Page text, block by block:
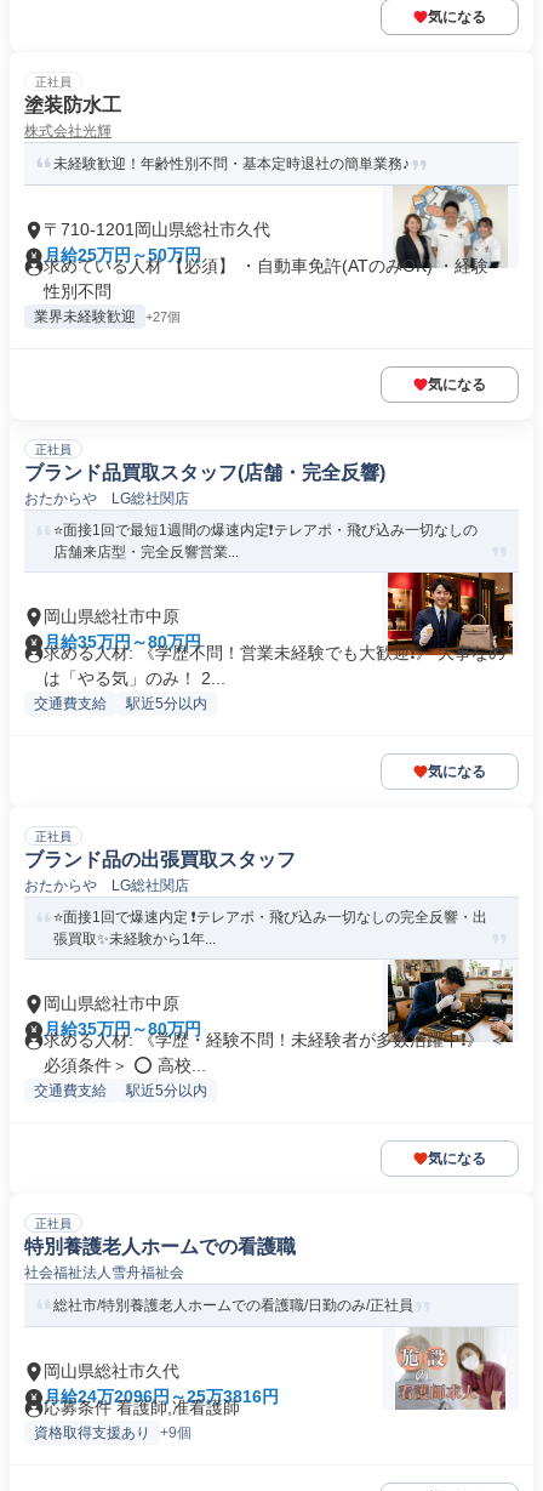
気になる
正社員
塗装防水工
株式会社光輝
未経験歓迎！年齢性別不問・基本定時退社の簡単業務♪
〒710-1201岡山県総社市久代
月給25万円～50万円
求めている人材 【必須】 ・自動車免許(ATのみOK) ・経験・
性別不問
業界未経験歓迎 +27個
気になる
正社員
ブランド品買取スタッフ(店舗・完全反響)
おたからや LG総社関店
⭐️面接1回で最短1週間の爆速内定❗️テレアポ・飛び込み一切なしの
店舗来店型・完全反響営業...
岡山県総社市中原
月給35万円～80万円
求める人材: 《学歴不問！営業未経験でも大歓迎❗️》 大事なの
は「やる気」のみ！ 2...
交通費支給 駅近5分以内
気になる
正社員
ブランド品の出張買取スタッフ
おたからや LG総社関店
⭐️面接1回で爆速内定 ❗️テレアポ・飛び込み一切なしの完全反響・出
張買取✨未経験から1年...
岡山県総社市中原
月給35万円～80万円
求める人材: 《学歴・経験不問！未経験者が多数活躍中❗️》 ＜
必須条件＞ ⭕ 高校...
交通費支給 駅近5分以内
気になる
正社員
特別養護老人ホームでの看護職
社会福祉法人雪舟福祉会
総社市/特別養護老人ホームでの看護職/日勤のみ/正社員
岡山県総社市久代
月給24万2096円～25万3816円
応募条件 看護師,准看護師
資格取得支援あり +9個